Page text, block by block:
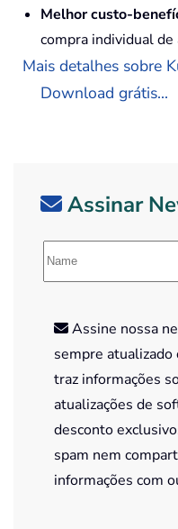
Melhor custo-
compra individual de
Mais detalhes sobre
Download grátis...
Assinar
Assine nossa
sempre
traz informações
atualizações de
desconto
spam nem
informações com